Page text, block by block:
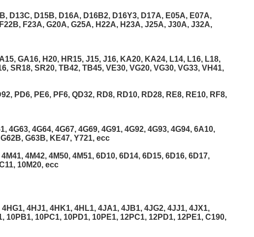
D13C, D15B, D16A, D16B2, D16Y3, D17A, E05A, E07A,
F23A, G20A, G25A, H22A, H23A, J25A, J30A, J32A,
GA16, H20, HR15, J15, J16, KA20, KA24, L14, L16, L18,
SR18, SR20, TB42, TB45, VE30, VG20, VG30, VG33, VH41,
PD6, PE6, PF6, QD32, RD8, RD10, RD28, RE8, RE10, RF8,
4G63, 4G64, 4G67, 4G69, 4G91, 4G92, 4G93, 4G94, 6A10,
G63B, KE47, Y721, ecc
4M42, 4M50, 4M51, 6D10, 6D14, 6D15, 6D16, 6D17,
10M20, ecc
4HJ1, 4HK1, 4HL1, 4JA1, 4JB1, 4JG2, 4JJ1, 4JX1,
10PC1, 10PD1, 10PE1, 12PC1, 12PD1, 12PE1, C190,